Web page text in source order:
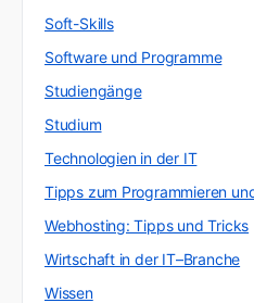
Soft-Skills
Software und Programme
Studiengänge
Studium
Technologien in der IT
Tipps zum Programmieren
Webhosting: Tipps und Tricks
Wirtschaft in der IT–Branche
Wissen